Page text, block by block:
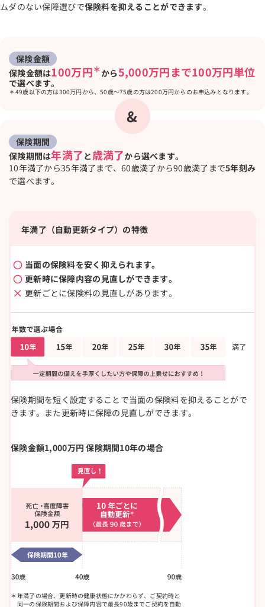
ムダのない保障選びで保険料を抑えることができます。
保険金額
保険金額は100万円＊から5,000万円まで100万円単位
で選べます。
49歳以下の方は300万円から、50歳～75歳の方は200万円からのお申込みとなります。
&
保険期間
保険期間は年満了 と 歳満了から選べます。
10年満了から35年満了まで、60歳満了から90歳満了まで5年刻み
で選べます。
年満了（自動更新タイプ）の特徴
当面の保険料を安く抑えられます。
更新時に保障内容の見直しができます。
更新ごとに保険料の見直しがあります。
保険期間を短く設定することで当面の保険料を抑えることがで
きます。また更新時に保障の見直しができます。
保険金額1,000万円 保険期間10年の場合
年満了の場合、更新時の健康状態にかかわらず、ご契約時と
同一の保険期間および保障内容で最長90歳までご契約を自動